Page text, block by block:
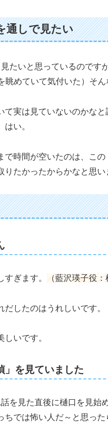
通しで見たい
たいと思っているのです
眺めていて気付いた）そ
て実は見ていないのかな
い。
で時間が空いたのは、こ
りたかったからかなと思い
ぎます。 （藍沢瑛子役
したのはうれしいです。
いです。
」を見ていました
話を見た直後に樋口を見
ちでは怖い人だ～と思った